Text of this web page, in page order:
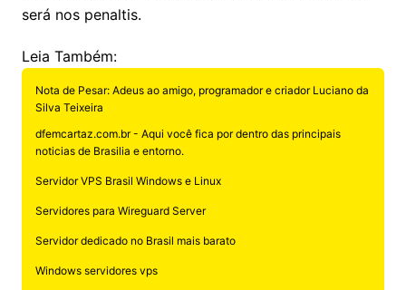
será nos penaltis.
Leia Também:
Nota de Pesar: Adeus ao amigo, programador e criador Luciano da
Silva Teixeira
dfemcartaz.com.br - Aqui você fica por dentro das principais
noticias de Brasilia e entorno.
Servidor VPS Brasil Windows e Linux
Servidores para Wireguard Server
Servidor dedicado no Brasil mais barato
Windows servidores vps